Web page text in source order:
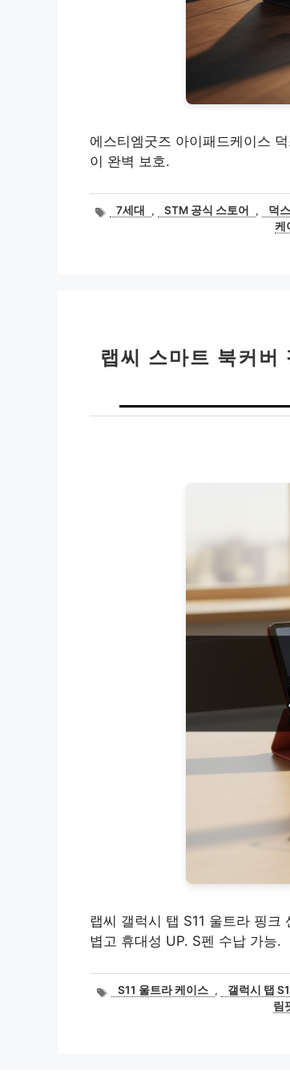
에스티엠굿즈 아이패드케이스
이 완벽 보호.
태7세대 , STM 공식 스토어 , 덕
케
랩씨 스마트 북커버
랩씨 갤럭시 탭 S11 울트라 핑
볍고 휴대성 UP. S펜 수납 가능.
태S11 울트라 케이스 , 갤럭시 탭
림